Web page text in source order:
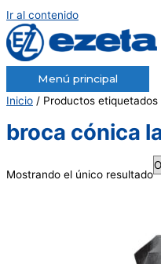
Ir al contenido
Menú principal
Inicio / Productos etiquetados
broca cónica
Mostrando el único resultado